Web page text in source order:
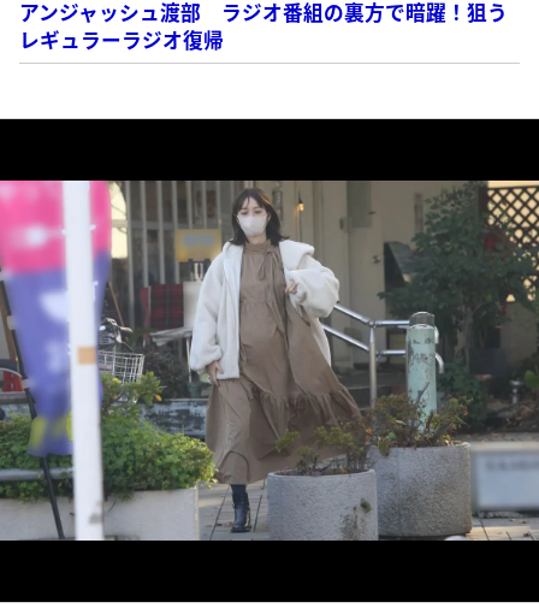
アンジャッシュ渡部 ラジオ番組の裏方で暗躍！狙う
レギュラーラジオ復帰